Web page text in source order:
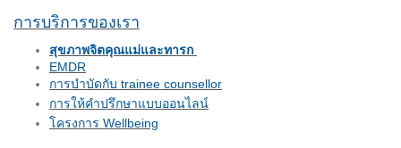
การบริการของเรา
สุขภาพจิตคุณแม่และทารก
EMDR
การบำบัดกับ trainee counsellor
การให้คำปรึกษาแบบออนไลน์
โครงการ Wellbeing